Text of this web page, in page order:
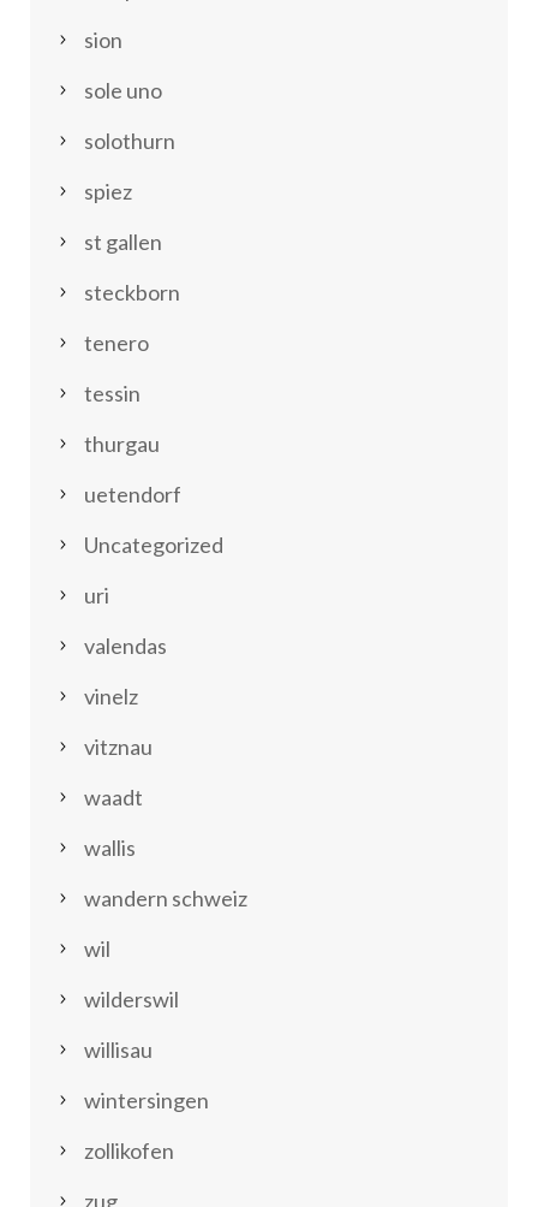
sion
sole uno
solothurn
spiez
st gallen
steckborn
tenero
tessin
thurgau
uetendorf
Uncategorized
uri
valendas
vinelz
vitznau
waadt
wallis
wandern schweiz
wil
wilderswil
willisau
wintersingen
zollikofen
zug